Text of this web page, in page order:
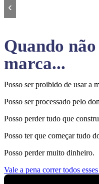
‹
Quando
marca...
Posso ser proibido de usar a
Posso ser processado pelo
Posso perder tudo que
Posso ter que começar tudo
Posso perder muito dinheiro.
Vale a pena correr todos